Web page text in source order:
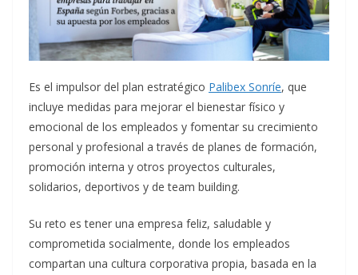
Es el impulsor del plan estratégico Palibex Sonríe, que
incluye medidas para mejorar el bienestar físico y
emocional de los empleados y fomentar su crecimiento
personal y profesional a través de planes de formación,
promoción interna y otros proyectos culturales,
solidarios, deportivos y de team building.
Su reto es tener una empresa feliz, saludable y
comprometida socialmente, donde los empleados
compartan una cultura corporativa propia, basada en la